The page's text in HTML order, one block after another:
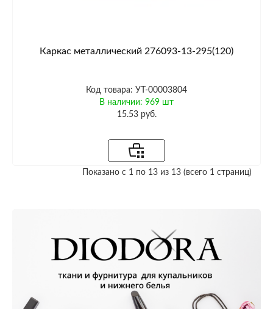
Каркас металлический 276093-13-295(120)
Код товара: УТ-00003804
В наличии: 969 шт
15.53 руб.
Показано с 1 по 13 из 13 (всего 1 страниц)